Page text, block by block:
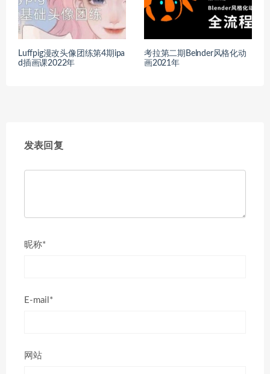
Luffpig漫改头像团练第4期ipa
d插画课2022年
考拉第二期Belnder风格化动
画2021年
发表回复
昵称*
E-mail*
网站